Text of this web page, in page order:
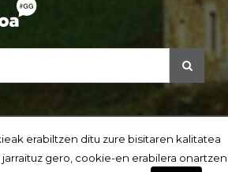
erabiltzen ditu zure bisitaren kalitatea
gero, cookie-en erabilera onartzen